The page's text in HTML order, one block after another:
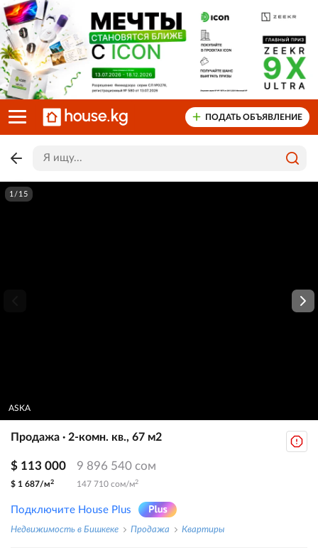
ПОДАТЬ ОБЪЯВЛЕНИЕ
1/15
ASKA
Продажа · 2-комн. кв., 67 м2
$ 113 000 9 896 540 сом
$ 1 687/м2 147 710 сом/м2
Подключите House Plus
Недвижимость в Бишкеке Продажа Квартиры